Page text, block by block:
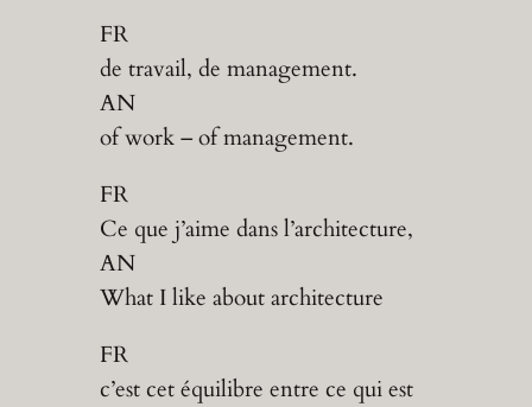
FR
de travail, de management.
AN
of work – of management.
FR
Ce que j’aime dans l’architecture,
AN
What I like about architecture
FR
c’est cet équilibre entre ce qui est